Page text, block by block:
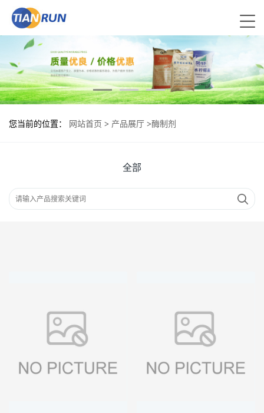
您当前的位置： 网站首页 > 产品展厅 >酶制剂
全部